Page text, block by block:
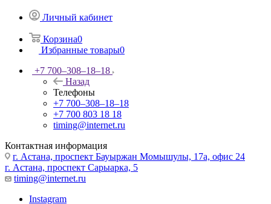
Личный кабинет
Корзина0
Избранные товары0
+7 700‒308‒18‒18
Назад
Телефоны
+7 700‒308‒18‒18
+7 700 803 18 18
timing@internet.ru
Контактная информация
г. Астана, проспект Бауыржан Момышулы, 17а, офис 24
г. Астана, проспект Сарыарка, 5
timing@internet.ru
Instagram